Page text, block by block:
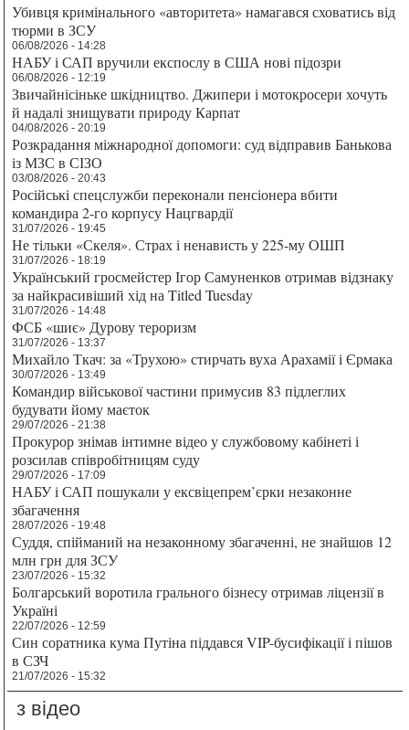
Убивця кримінального «авторитета» намагався сховатись від
тюрми в ЗСУ
06/08/2026 - 14:28
НАБУ і САП вручили експослу в США нові підозри
06/08/2026 - 12:19
Звичайнісіньке шкідництво. Джипери і мотокросери хочуть
й надалі знищувати природу Карпат
04/08/2026 - 20:19
Розкрадання міжнародної допомоги: суд відправив Банькова
із МЗС в СІЗО
03/08/2026 - 20:43
Російські спецслужби переконали пенсіонера вбити
командира 2-го корпусу Нацгвардії
31/07/2026 - 19:45
Не тільки «Скеля». Страх і ненависть у 225-му ОШП
31/07/2026 - 18:19
Український гросмейстер Ігор Самуненков отримав відзнаку
за найкрасивіший хід на Titled Tuesday
31/07/2026 - 14:48
ФСБ «шиє» Дурову тероризм
31/07/2026 - 13:37
Михайло Ткач: за «Трухою» стирчать вуха Арахамії і Єрмака
30/07/2026 - 13:49
Командир військової частини примусив 83 підлеглих
будувати йому маєток
29/07/2026 - 21:38
Прокурор знімав інтимне відео у службовому кабінеті і
розсилав співробітницям суду
29/07/2026 - 17:09
НАБУ і САП пошукали у ексвіцепрем’єрки незаконне
збагачення
28/07/2026 - 19:48
Суддя, спійманий на незаконному збагаченні, не знайшов 12
млн грн для ЗСУ
23/07/2026 - 15:32
Болгарський воротила грального бізнесу отримав ліцензії в
Україні
22/07/2026 - 12:59
Син соратника кума Путіна піддався VIP-бусифікації і пішов
в СЗЧ
21/07/2026 - 15:32
з відео